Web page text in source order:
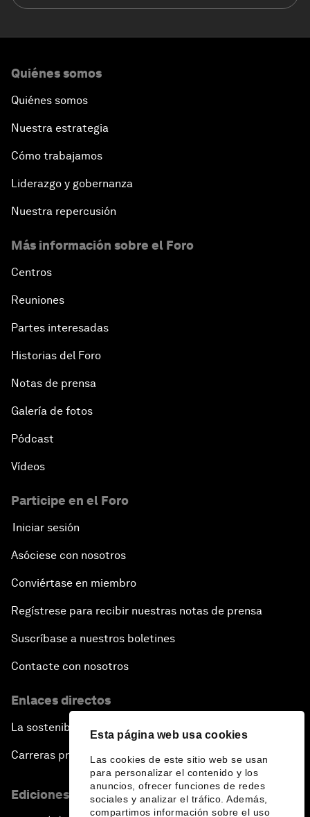
Esta página web usa cookies
Las cookies de este sitio web se usan
para personalizar el contenido y los
anuncios, ofrecer funciones de redes
sociales y analizar el tráfico. Además,
compartimos información sobre el uso
Quiénes somos
Quiénes somos
Nuestra estrategia
Cómo trabajamos
Liderazgo y gobernanza
Nuestra repercusión
Más información sobre el Foro
Centros
Reuniones
Partes interesadas
Historias del Foro
Notas de prensa
Galería de fotos
Pódcast
Vídeos
Participe en el Foro
Iniciar sesión
Asóciese con nosotros
Conviértase en miembro
Regístrese para recibir nuestras notas de prensa
Suscríbase a nuestros boletines
Contacte con nosotros
Enlaces directos
La sostenibilidad en el Foro
Carreras profesionales
Ediciones en otros idiomas